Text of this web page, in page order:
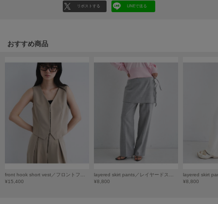
キーン
LAATO
ラート
ルコックスポルティフ
LeSportsac
リポストする LINEで送る
おすすめ商品
¥15,400
¥8,800
¥8,800